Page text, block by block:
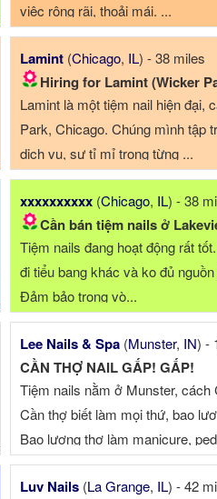
việc rộng rãi, thoải mái. ...
Lamint (Chicago, IL) - 38 miles
Hiring for Lamint (Wicker
Lamint là một tiệm nail hiện đại,
Park, Chicago. Chúng mình tập
dịch vụ, sự tỉ mỉ trong từng ...
xxxxxxxxxx (Chicago, IL) - 38
Cần bán tiệm nails ở
Tiệm nails đang hoạt động rất
đi tiểu bang khác và ko đủ
Đảm bảo trong vò...
Lee Nails & Spa (Munster, IN) -
CẦN THỢ NAIL GẤP! GẤP!
Tiệm nails nằm ở Munster, cách
Cần thợ biết làm mọi thứ, bao
Bao lương thợ làm manicure,
ở cho thợ ở xa, tiệ...
Luv Nails (La Grange, IL) - 42